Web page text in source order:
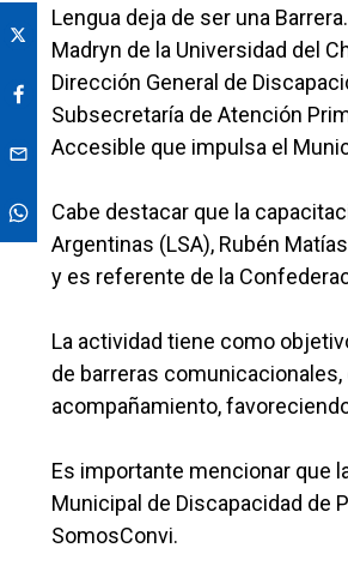
Lengua deja de ser una
Madryn de la Universidad del
Dirección General de
Subsecretaría de Atención
Accesible que impulsa el
Cabe destacar que la
Argentinas (LSA), Rubén
y es referente de la
La actividad tiene como
de barreras
acompañamiento,
Es importante mencionar que
Municipal de Discapacidad de
SomosConvi.